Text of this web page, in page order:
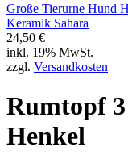
Große Tierurne Hund
Keramik Sahara
24,50 €
inkl. 19% MwSt.
zzgl. Versandkosten
Rumtopf
Henkel